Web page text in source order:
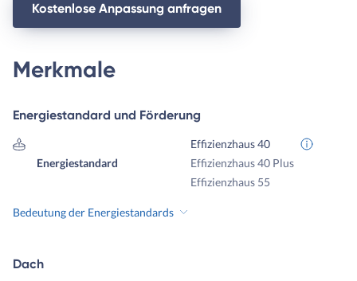
Kostenlose Anpassung anfragen
Merkmale
Energiestandard und Förderung
Energiestandard
Effizienzhaus 40
Effizienzhaus 40 Plus
Effizienzhaus 55
Bedeutung der Energiestandards
Dach